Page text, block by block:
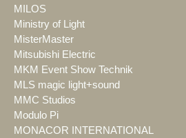
MILOS
Ministry of Light
MisterMaster
Mitsubishi Electric
MKM Event Show Technik
MLS magic light+sound
MMC Studios
Modulo Pi
MONACOR INTERNATIONAL